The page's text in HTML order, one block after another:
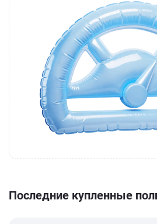
Последние купленные